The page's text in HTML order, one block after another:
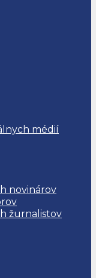
médií
novinárov
žurnalistov